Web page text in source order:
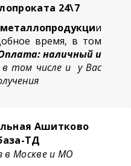
24\7
металлопродукции
время, в том
наличный и
в том числе и у Вас
Ашитково
ТД
в Москве и МО